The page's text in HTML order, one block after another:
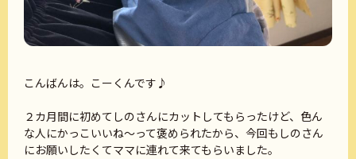
こんばんは。こーくんです♪
２カ月間に初めてしのさんにカットしてもらったけど、色ん
な人にかっこいいね～って褒められたから、今回もしのさん
にお願いしたくてママに連れて来てもらいました。